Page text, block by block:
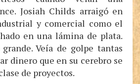
Josiah Childs arraigó en
y comercial como el
en una lámina de plata.
Veía de golpe tantas
dinero que en su cerebro se
de proyectos.